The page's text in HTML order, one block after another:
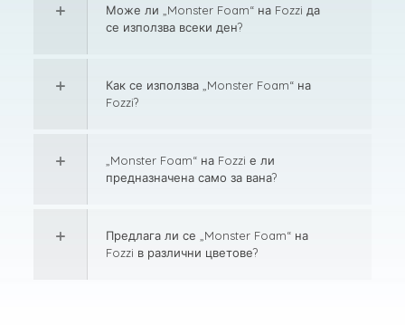
Може ли „Monster Foam“ на Fozzi да
се използва всеки ден?
Как се използва „Monster Foam“ на
Fozzi?
„Monster Foam“ на Fozzi е ли
предназначена само за вана?
Предлага ли се „Monster Foam“ на
Fozzi в различни цветове?